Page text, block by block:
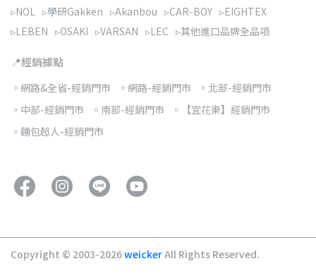
▹NOL ▹學研Gakken ▹Akanbou ▹CAR-BOY ▹EIGHTEX
▹LEBEN ▹OSAKI ▹VARSAN ▹LEC ▹其他進口品牌全品項
📍經銷據點
◦網路&全省-經銷門市 ◦網路-經銷門市
◦北部-經銷門市
◦中部-經銷門市
◦南部-經銷門市
◦【宜花東】經銷門市
◦麵包超人-經銷門市
Copyright © 2003-2026weickerAll Rights Reserved.